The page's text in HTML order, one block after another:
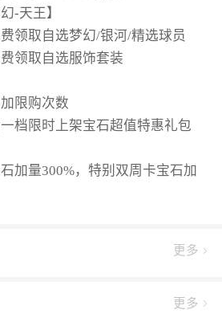
-天王】
领取自选梦幻/银河/精选球员
领取自选服饰套装
限购次数
档限时上架宝石超值特惠礼包
加量300%，特别双周卡宝石加
更多
更多